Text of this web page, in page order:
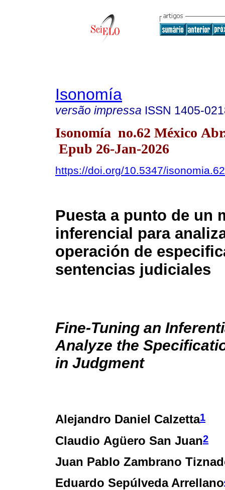
Isonomía
versão impressa ISSN 1405-
Isonomía no.62 México
Epub 26-Jan-2026
https://doi.org/10.5347/
Puesta a punto de un
inferencial para
operación de
sentencias judiciales
Fine-Tuning an
Analyze the
in Judgment
Alejandro Daniel Calzetta1
Claudio Agüero San Juan2
Juan Pablo Zambrano
Eduardo Sepúlveda Arrellano